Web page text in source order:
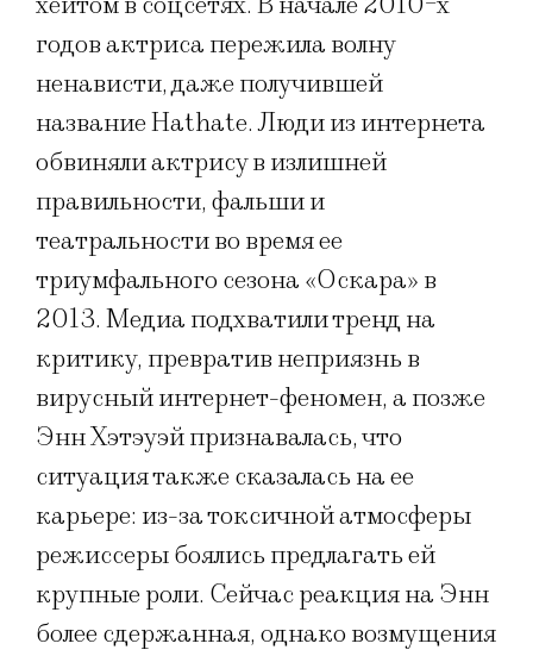
годов актриса пережила волну
ненависти, даже получившей
название Hathate. Люди из интернета
обвиняли актрису в излишней
правильности, фальши и
театральности во время ее
триумфального сезона «Оскара» в
2013. Медиа подхватили тренд на
критику, превратив неприязнь в
вирусный интернет-феномен, а позже
Энн Хэтэуэй признавалась, что
ситуация также сказалась на ее
карьере: из-за токсичной атмосферы
режиссеры боялись предлагать ей
крупные роли. Сейчас реакция на Энн
более сдержанная, однако возмущения